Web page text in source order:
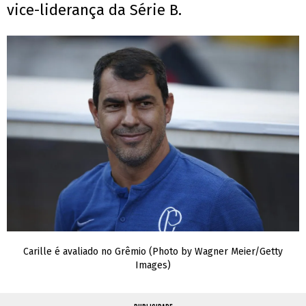
vice-liderança da Série B.
Carille é avaliado no Grêmio (Photo by Wagner Meier/Getty
Images)